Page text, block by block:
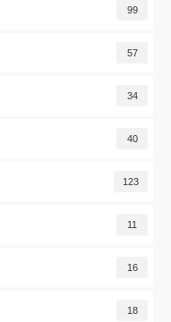
99
57
34
40
123
11
16
18